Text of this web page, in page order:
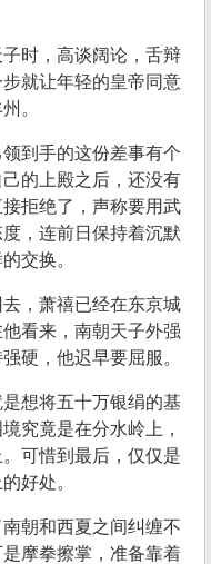
时，高谈阔论，舌辩
就让年轻的皇帝同意
。
到手的这份差事有个
的上殿之后，还没有
拒绝了，声称要用武
，连前日保持着沉默
交换。
，萧禧已经在东京城
看来，南朝天子外强
硬，他迟早要屈服。
想将五十万银绢的基
究竟是在分水岭上，
可惜到最后，仅仅是
好处。
朝和西夏之间纠缠不
摩拳擦掌，准备靠着